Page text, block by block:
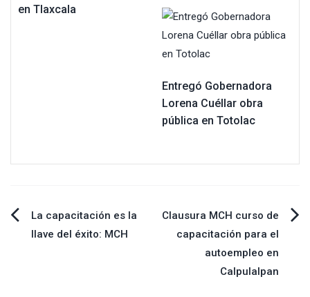
en Tlaxcala
Entregó Gobernadora
Lorena Cuéllar obra
pública en Totolac
Navegación
La capacitación es la
llave del éxito: MCH
Clausura MCH curso de
capacitación para el
autoempleo en
Calpulalpan